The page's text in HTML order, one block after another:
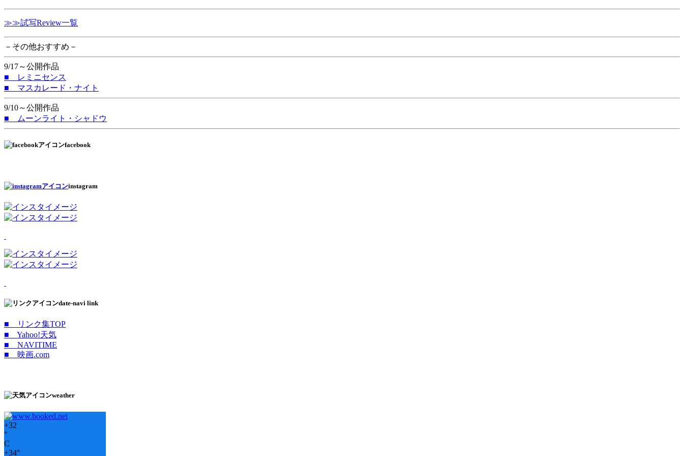
≫≫試写Review一覧
－その他おすすめ－
9/17～公開作品
■ レミニセンス
■ マスカレード・ナイト
9/10～公開作品
■ ムーンライト・シャドウ
facebook
instagram
date-navi link
■ リンク集TOP
■ Yahoo!天気
■ NAVITIME
■ 映画.com
weather
+32
°
C
+34°